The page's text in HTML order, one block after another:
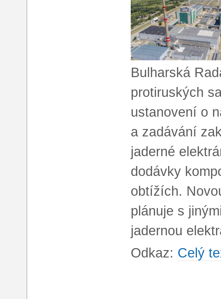
Bulharská
protiruských
ustanovení o
a zadávání
jaderné
dodávky
obtížích.
plánuje s
jadernou
Odkaz: Celý